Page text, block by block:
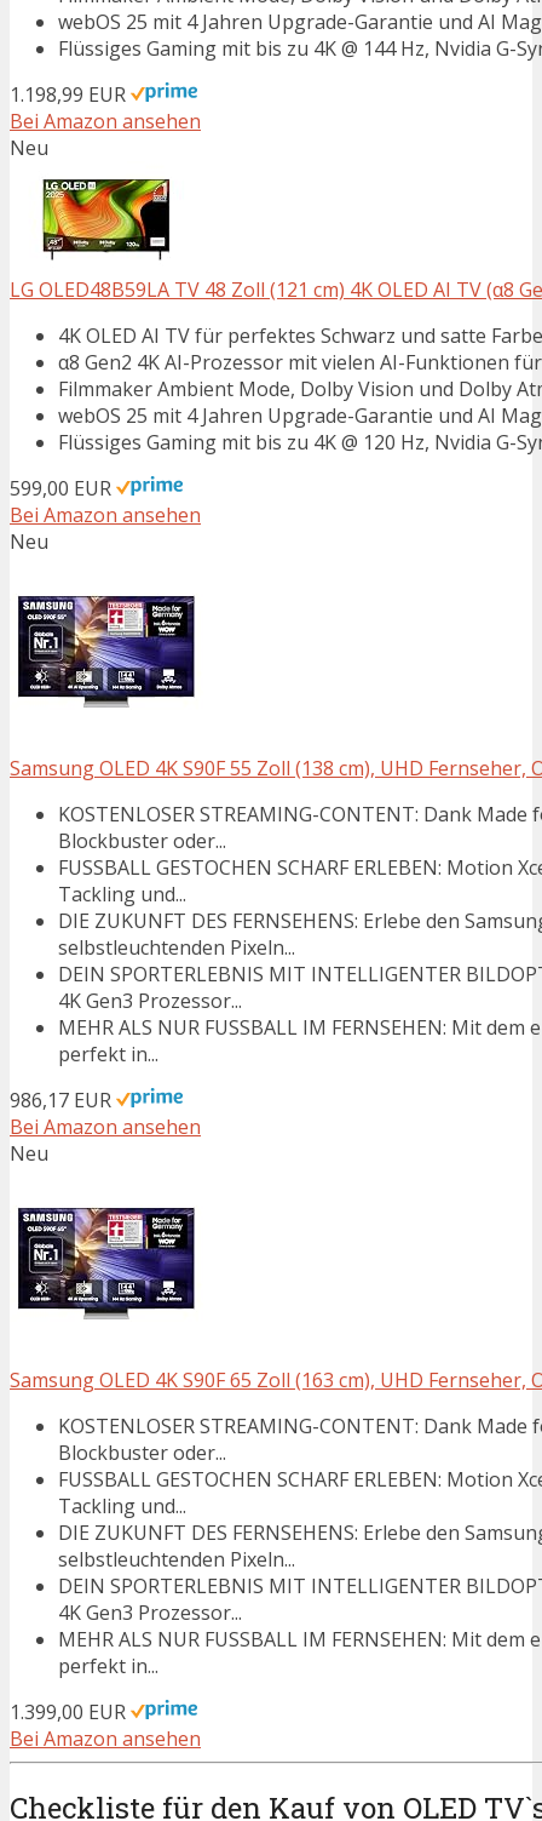
webOS 25 mit 4 Jahren Upgrade-Garantie und AI
Flüssiges Gaming mit bis zu 4K @ 144 Hz, Nvidia G-
1.198,99 EUR
Bei Amazon ansehen
Neu
LG OLED48B59LA TV 48 Zoll (121 cm) 4K OLED AI TV (α8
4K OLED AI TV für perfektes Schwarz und satte
α8 Gen2 4K AI-Prozessor mit vielen AI-Funktionen
Filmmaker Ambient Mode, Dolby Vision und Dolby
webOS 25 mit 4 Jahren Upgrade-Garantie und AI
Flüssiges Gaming mit bis zu 4K @ 120 Hz, Nvidia G-
599,00 EUR
Bei Amazon ansehen
Neu
Samsung OLED 4K S90F 55 Zoll (138 cm), UHD
KOSTENLOSER STREAMING-CONTENT: Dank
Blockbuster oder...
FUSSBALL GESTOCHEN SCHARF ERLEBEN:
Tackling und...
DIE ZUKUNFT DES FERNSEHENS: Erlebe den
selbstleuchtenden Pixeln...
DEIN SPORTERLEBNIS MIT INTELLIGENTER
4K Gen3 Prozessor...
MEHR ALS NUR FUSSBALL IM FERNSEHEN: Mit
perfekt in...
986,17 EUR
Bei Amazon ansehen
Neu
Samsung OLED 4K S90F 65 Zoll (163 cm), UHD
KOSTENLOSER STREAMING-CONTENT: Dank
Blockbuster oder...
FUSSBALL GESTOCHEN SCHARF ERLEBEN:
Tackling und...
DIE ZUKUNFT DES FERNSEHENS: Erlebe den
selbstleuchtenden Pixeln...
DEIN SPORTERLEBNIS MIT INTELLIGENTER
4K Gen3 Prozessor...
MEHR ALS NUR FUSSBALL IM FERNSEHEN: Mit
perfekt in...
1.399,00 EUR
Bei Amazon ansehen
Checkliste für den Kauf von OLED